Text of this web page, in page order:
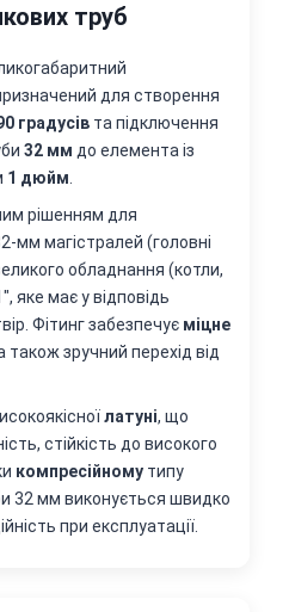
труб
для створення
градусів та підключення
32 мм до елемента із
1 дюйм
рішенням для
мм магістралей (головні
обладнання (котли,
яке має у відповідь
Фітинг забезпечує міцне
також зручний перехід від
латуні, що
стійкість до високого
компресійному типу
32 мм виконується швидко
при експлуатації.